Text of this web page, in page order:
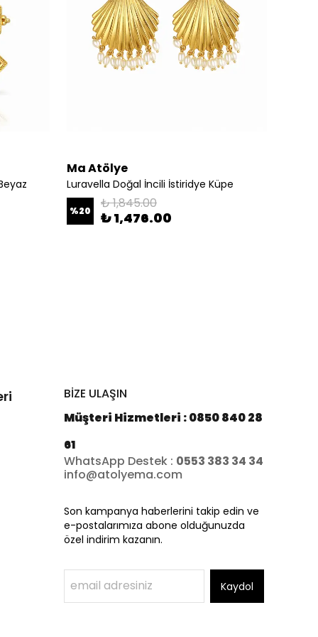
Ma Atölye
Luravella Doğal İncili İstiridye Küpe
%20 ₺ 1,845.00
₺ 1,476.00
BİZE ULAŞIN
Müşteri Hizmetleri : 0850 840 28
61
WhatsApp Destek : 0553 383 34 34
info@atolyema.com
Son kampanya haberlerini takip edin ve
e-postalarımıza abone olduğunuzda
özel indirim kazanın.
Kaydol